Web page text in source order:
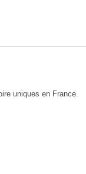
uniques en France.